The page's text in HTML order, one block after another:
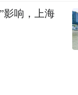
影响，上海